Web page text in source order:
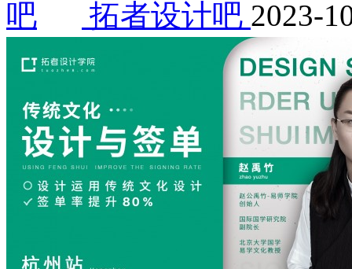
拓者设计吧 2023-